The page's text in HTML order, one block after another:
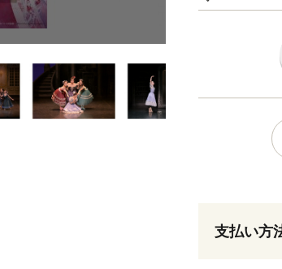
支払い方